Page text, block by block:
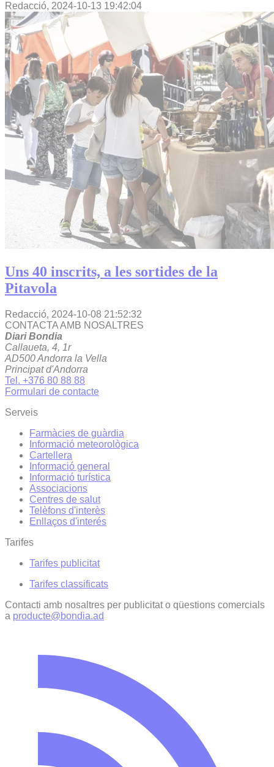
Redacció, 2024-10-13 19:42:04
Uns 40 inscrits, a les sortides de la
Pitavola
Redacció, 2024-10-08 21:52:32
CONTACTA AMB NOSALTRES
Diari Bondia
Callaueta, 4, 1r
AD500 Andorra la Vella
Principat d'Andorra
Tel. +376 80 88 88
Formulari de contacte
Serveis
Farmàcies de guàrdia
Informació meteorològica
Cartellera
Informació general
Informació turística
Associacions
Centres de salut
Telèfons d'interès
Enllaços d'interés
Tarifes
Tarifes publicitat
Tarifes classificats
Contacti amb nosaltres per publicitat o qüestions comercials
a producte@bondia.ad